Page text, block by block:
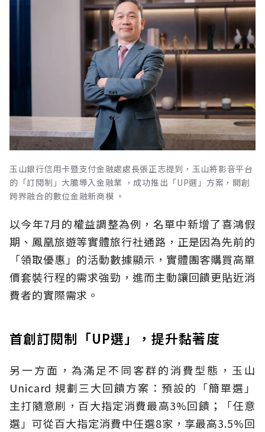
玉山銀行信用卡暨支付金融處處長張正志提到，玉山將影音平台
的「訂閱制」大膽導入金融業 ，成功推出「UP選」方案，開創
跨界融合的數位金融新商模 。
以今年7月的權益調整為例，名單中新增了喜鴻假
期、鳳凰旅遊等實體旅行社通路，正是因為先前的
「領取優惠」的活動數據顯示，實體團客購買高單
價套裝行程的需求強勁，進而主動讓回饋更貼近消
費者的實際需求。
首創訂閱制「UP選」，提升黏著度
另一方面，為滿足不同客群的消費型態，玉山
Unicard 規劃三大回饋方案：預設的「簡單選」
主打隨意刷，百大指定消費最高3%回饋；「任意
選」可從百大指定消費中任選8家，享最高3.5%回